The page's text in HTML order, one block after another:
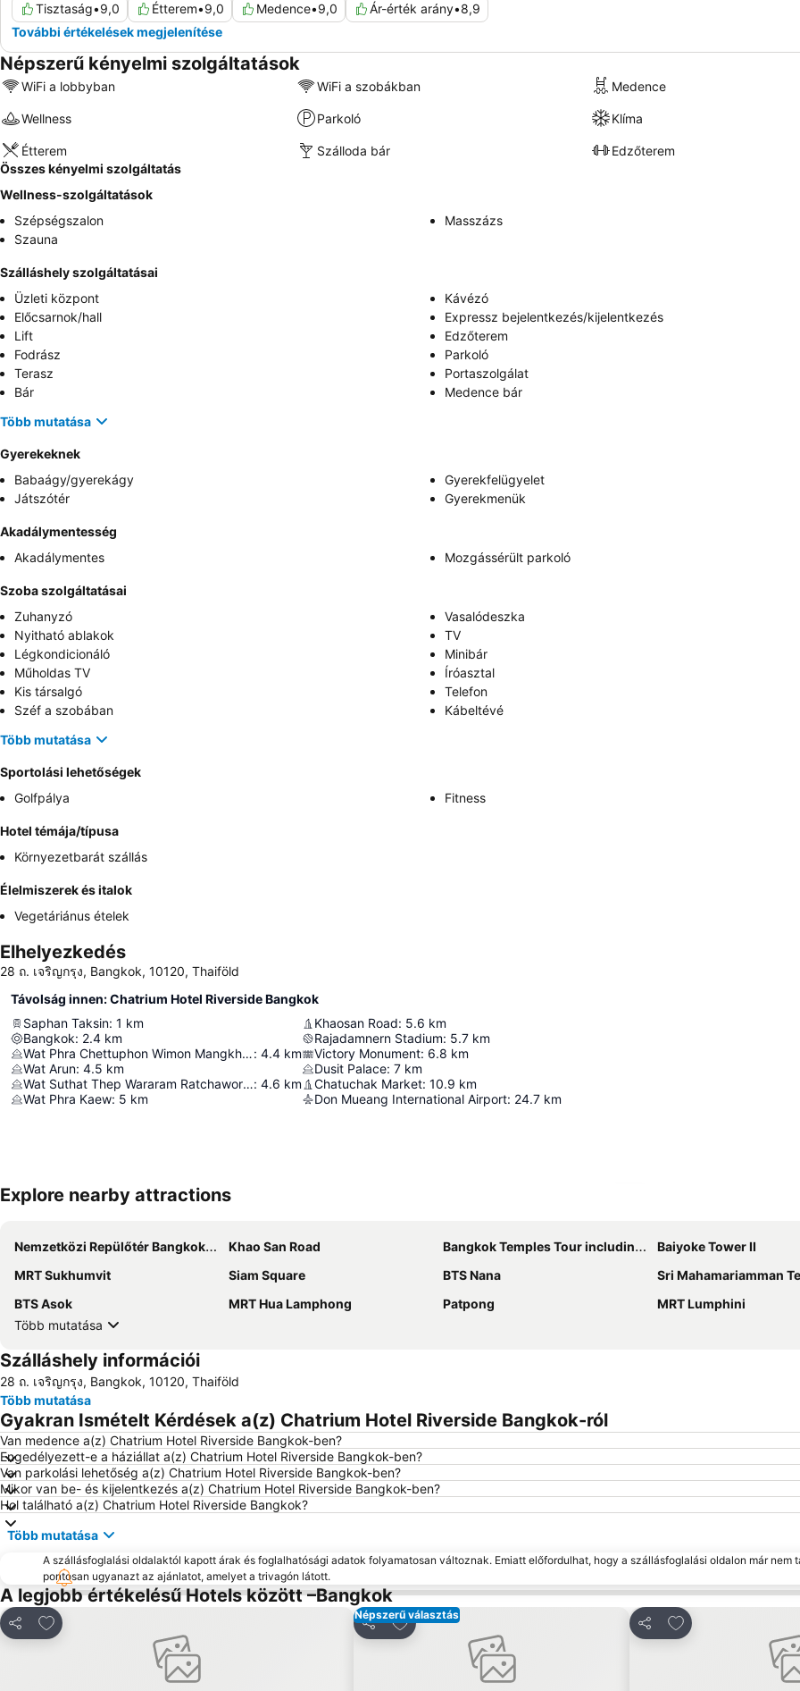
Tisztaság•9,0 Étterem•9,0 Medence•9,0 Ár-érték arány•8,9
További értékelések megjelenítése
Népszerű kényelmi szolgáltatások
WiFi a lobbyban WiFi a szobákban Medence
Wellness Parkoló Klíma
Étterem Szálloda bár
Edzőterem
Összes kényelmi szolgáltatás
Wellness-szolgáltatások
Szépségszalon
Masszázs
Szauna
Szálláshely szolgáltatásai
Üzleti központ
Kávézó
Előcsarnok/hall
Expressz bejelentkezés/kijelentkezés
Lift
Edzőterem
Fodrász
Parkoló
Terasz
Portaszolgálat
Bár
Medence bár
Több mutatása
Gyerekeknek
Babaágy/gyerekágy
Gyerekfelügyelet
Játszótér
Gyerekmenük
Akadálymentesség
Akadálymentes
Mozgássérült parkoló
Szoba szolgáltatásai
Zuhanyzó
Vasalódeszka
Nyitható ablakok
TV
Légkondicionáló
Minibár
Műholdas TV
Íróasztal
Kis társalgó
Telefon
Széf a szobában
Kábeltévé
Több mutatása
Sportolási lehetőségek
Golfpálya
Fitness
Hotel témája/típusa
Környezetbarát szállás
Élelmiszerek és italok
Vegetáriánus ételek
Elhelyezkedés
28 ถ. เจริญกรุง, Bangkok, 10120, Thaiföld
Távolság innen: Chatrium Hotel Riverside Bangkok
Saphan Taksin: 1 km
Bangkok: 2.4 km
Wat Phra Chettuphon Wimon Mangkhalaram Ratchaworamahawihan: 4.4 km
Wat Arun: 4.5 km
Wat Suthat Thep Wararam Ratchaworamahawihan: 4.6 km
Wat Phra Kaew: 5 km
Khaosan Road: 5.6 km
Rajadamnern Stadium: 5.7 km
Victory Monument: 6.8 km
Dusit Palace: 7 km
Chatuchak Market: 10.9 km
Don Mueang International Airport: 24.7 km
Explore nearby attractions
Nemzetközi Repülőtér Bangkok Suvarnabhumi Khao San Road Bangkok Temples Tour including reclining Buddha at Wat Pho
Baiyoke Tower II
MRT Sukhumvit
Siam Square BTS Nana
Sri Mahamariamman
BTS Asok
MRT Hua Lamphong Patpong
MRT Lumphini
Több mutatása
Szálláshely információi
28 ถ. เจริญกรุง, Bangkok, 10120, Thaiföld
Több mutatása
Gyakran Ismételt Kérdések a(z) Chatrium Hotel Riverside Bangkok-ról
Van medence a(z) Chatrium Hotel Riverside Bangkok-ben?
Engedélyezett-e a háziállat a(z) Chatrium Hotel Riverside Bangkok-ben?
Van parkolási lehetőség a(z) Chatrium Hotel Riverside Bangkok-ben?
Mikor van be- és kijelentkezés a(z) Chatrium Hotel Riverside Bangkok-ben?
Hol található a(z) Chatrium Hotel Riverside Bangkok?
Több mutatása
A szállásfoglalási oldalaktól kapott árak és foglalhatósági adatok folyamatosan változnak. Emiatt előfordulhat, hogy a szállásfoglalási oldalon már nem
pontosan ugyanazt az ajánlatot, amelyet a trivagón látott.
A legjobb értékelésű Hotels között –Bangkok
Megosztás
Hozzáadás a kedvencekhez Népszerű választás
Megosztás
Hozzáadás a kedvencekhez
Megosztás
Hozzáadás a